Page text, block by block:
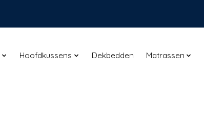
Hoofdkussens Dekbedden Matrassen